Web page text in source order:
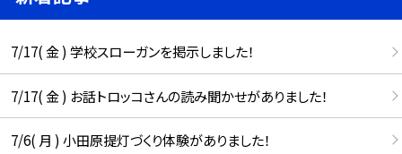
7/17( 金 ) 学校スローガンを掲示しました！
7/17( 金 ) お話トロッコさんの読み聞かせがありました！
7/6( 月 ) 小田原提灯づくり体験がありました！